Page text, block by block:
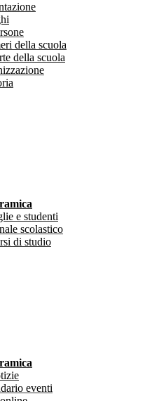
della scuola
della scuola
e studenti
scolastico
di studio
eventi